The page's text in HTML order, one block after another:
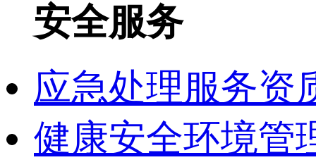
安全服务
应急处理服务资
健康安全环境管